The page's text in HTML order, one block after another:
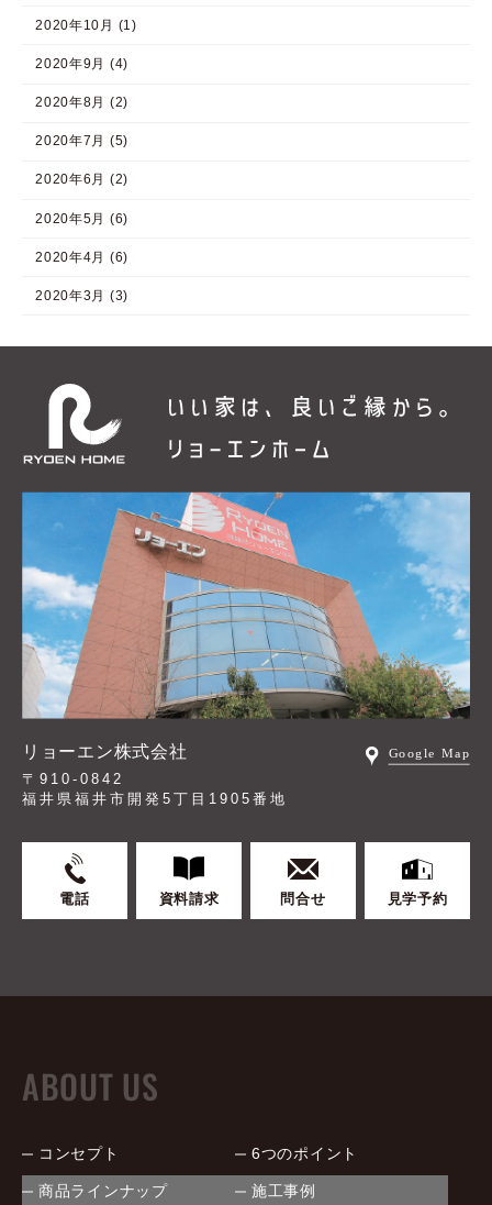
2020年10月 (1)
2020年9月 (4)
2020年8月 (2)
2020年7月 (5)
2020年6月 (2)
2020年5月 (6)
2020年4月 (6)
2020年3月 (3)
リョーエン株式会社
〒910-0842
福井県福井市開発5丁目1905番地
電話 資料請求 問合せ 見学予約
ABOUT US
コンセプト 6つのポイント
商品ラインナップ 施工事例